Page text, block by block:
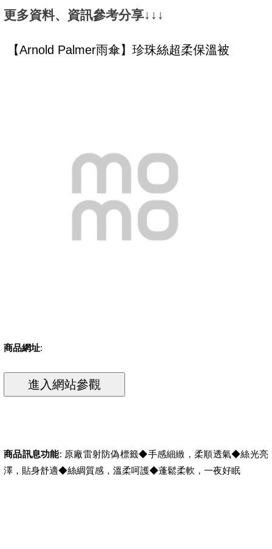
更多資料、資訊參考分享↓↓↓
商品網址:
商品訊息功能: 原廠雷射防偽標籤◆手感細緻，柔順透氣◆絲光亮
澤，貼身舒適◆絲綢質感，溫柔呵護◆蓬鬆柔軟，一夜好眠